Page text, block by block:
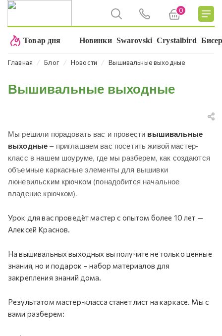
0
Товар дня Новинки Swarovski Crystalbird
Главная ⁄ Блог ⁄ Новости ⁄ Вышивальные выходные
Вышивальные выходные
Мы решили порадовать вас и провести вышивальные
выходные– приглашаем вас посетить живой мастер-
класс в нашем шоуруме, где мы разберем, как создаются
объемные каркасные элементы для вышивки
люневильским крючком (понадобится начальное
владение крючком).
Урок для вас проведёт мастер с опытом более 10 лет —
Алексей Краснов.
На вышивальных выходных вы получите не только ценные
знания, но и подарок – набор материалов для
закрепления знаний дома.
Результатом мастер-класса станет лист на каркасе. Мы с
вами разберем: